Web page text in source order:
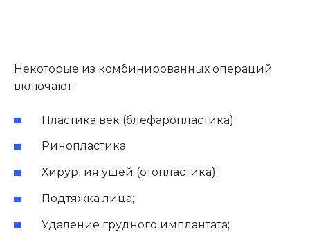
Некоторые из комбинированных операций
включают:
Пластика век (блефаропластика);
Ринопластика;
Хирургия ушей (отопластика);
Подтяжка лица;
Удаление грудного имплантата;